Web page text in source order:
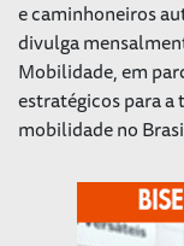
e caminhoneiros
divulga
Mobilidade, em
estratégicos para a
mobilidade no